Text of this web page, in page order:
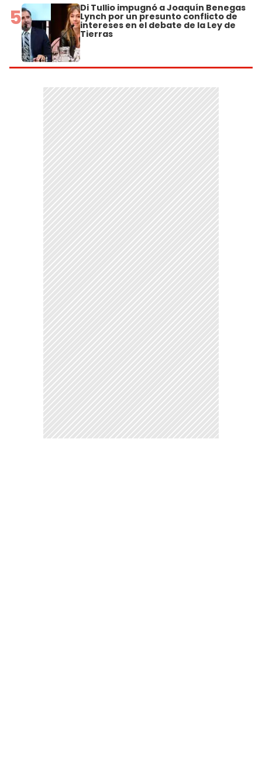
5 Di Tullio impugnó a Joaquín Benegas
Lynch por un presunto conflicto de
intereses en el debate de la Ley de
Tierras